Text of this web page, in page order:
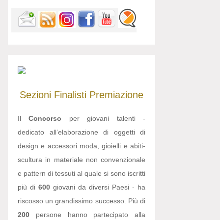
Sezioni Finalisti Premiazione
IlConcorso per giovani talenti -
dedicato all’elaborazione di oggetti di
design e accessori moda, gioielli e abiti-
scultura in materiale non convenzionale
e pattern di tessuti al quale si sono iscritti
più di 600 giovani da diversi Paesi - ha
riscosso un grandissimo successo. Più di
200 persone hanno partecipato alla